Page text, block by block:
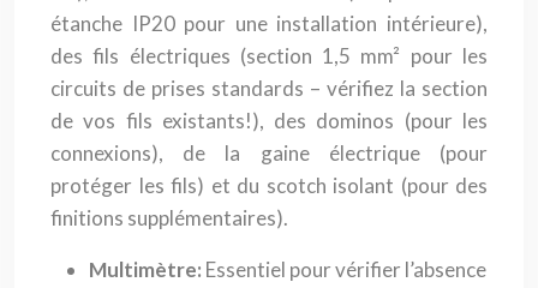
étanche IP20 pour une installation intérieure),
des fils électriques (section 1,5 mm² pour les
circuits de prises standards – vérifiez la section
de vos fils existants!), des dominos (pour les
connexions), de la gaine électrique (pour
protéger les fils) et du scotch isolant (pour des
finitions supplémentaires).
Multimètre: Essentiel pour vérifier l’absence